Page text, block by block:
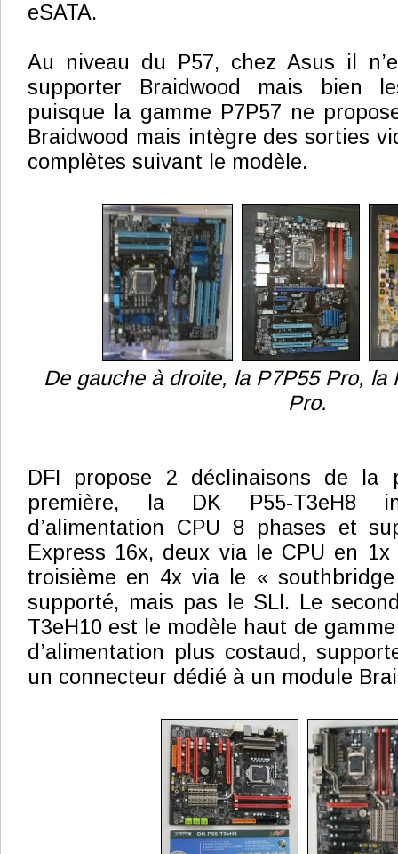
eSATA.
Au niveau du P57, chez Asus il
supporter Braidwood mais bien
puisque la gamme P7P57 ne
Braidwood mais intègre des sorties
complètes suivant le modèle.
De gauche à droite, la P7P55 Pro, la
Pro.
DFI propose 2 déclinaisons de la
première, la DK P55-T3eH8
d’alimentation CPU 8 phases et
Express 16x, deux via le CPU en
troisième en 4x via le «
supporté, mais pas le SLI. Le
T3eH10 est le modèle haut de
d’alimentation plus costaud,
un connecteur dédié à un module